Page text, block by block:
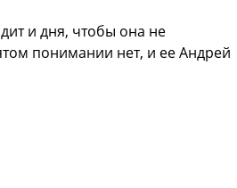
и дня, чтобы она не
понимании нет, и ее Андрей